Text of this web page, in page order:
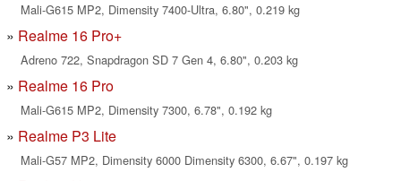
Mali-G615 MP2, Dimensity 7400-Ultra, 6.80", 0.219 kg
Realme 16 Pro+
Adreno 722, Snapdragon SD 7 Gen 4, 6.80", 0.203 kg
Realme 16 Pro
Mali-G615 MP2, Dimensity 7300, 6.78", 0.192 kg
Realme P3 Lite
Mali-G57 MP2, Dimensity 6000 Dimensity 6300, 6.67", 0.197 kg